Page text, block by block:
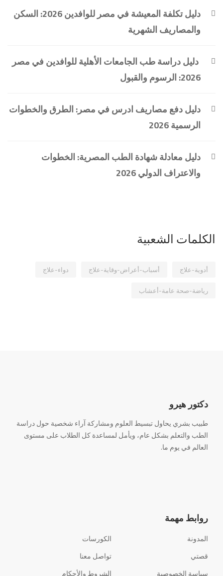
دليل تكلفة المعيشة في مصر للوافدين 2026: السكن
والمصاريف الشهرية
دليل دراسة طب الجامعات الأهلية للوافدين في مصر
2026: الرسوم والقبول
دليل دفع مصاريف ادرس في مصر: الطرق والخطوات
الرسمية 2026
دليل معادلة شهادة الطب المصرية: الخطوات
والاعتراف الدولي 2026
الكلمات الشعبية
أدوية-علاج أسباب-أعراض-وقاية-علاج
دواء-علاج
رياضة-صحة عامة-أعشاب
دكتور هيرو
طبيب بشري يحاول تبسيط العلوم ومشاركة آراء شخصية حول دراسة
الطب والتعلم بشكل عام، ويأمل لمساعدة كل الطلاب على مستوى
العالم في يوم ما.
روابط مهمة
المدونة
الكورسات
قصتي
تواصل معنا